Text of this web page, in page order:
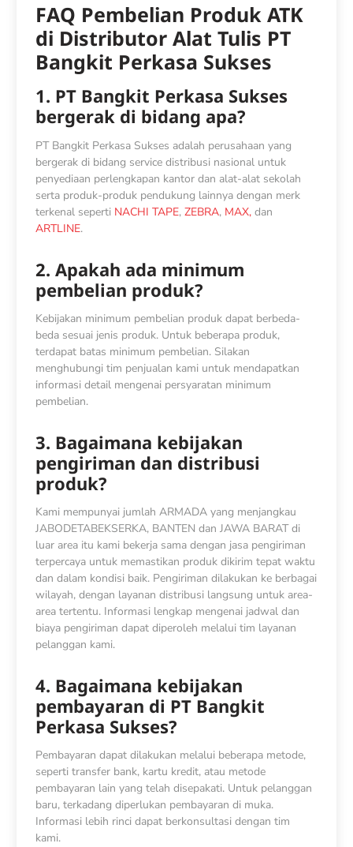
FAQ Pembelian Produk ATK
di Distributor Alat Tulis PT
Bangkit Perkasa Sukses
1. PT Bangkit Perkasa Sukses
bergerak di bidang apa?
PT Bangkit Perkasa Sukses adalah perusahaan yang
bergerak di bidang service distribusi nasional untuk
penyediaan perlengkapan kantor dan alat-alat sekolah
serta produk-produk pendukung lainnya dengan merk
terkenal seperti NACHI TAPE,ZEBRA, MAX, dan
ARTLINE.
2. Apakah ada minimum
pembelian produk?
Kebijakan minimum pembelian produk dapat berbeda-
beda sesuai jenis produk. Untuk beberapa produk,
terdapat batas minimum pembelian. Silakan
menghubungi tim penjualan kami untuk mendapatkan
informasi detail mengenai persyaratan minimum
pembelian.
3. Bagaimana kebijakan
pengiriman dan distribusi
produk?
Kami mempunyai jumlah ARMADA yang menjangkau
JABODETABEKSERKA, BANTEN dan JAWA BARAT di
luar area itu kami bekerja sama dengan jasa pengiriman
terpercaya untuk memastikan produk dikirim tepat waktu
dan dalam kondisi baik. Pengiriman dilakukan ke berbagai
wilayah, dengan layanan distribusi langsung untuk area-
area tertentu. Informasi lengkap mengenai jadwal dan
biaya pengiriman dapat diperoleh melalui tim layanan
pelanggan kami.
4. Bagaimana kebijakan
pembayaran di PT Bangkit
Perkasa Sukses?
Pembayaran dapat dilakukan melalui beberapa metode,
seperti transfer bank, kartu kredit, atau metode
pembayaran lain yang telah disepakati. Untuk pelanggan
baru, terkadang diperlukan pembayaran di muka.
Informasi lebih rinci dapat berkonsultasi dengan tim
kami.